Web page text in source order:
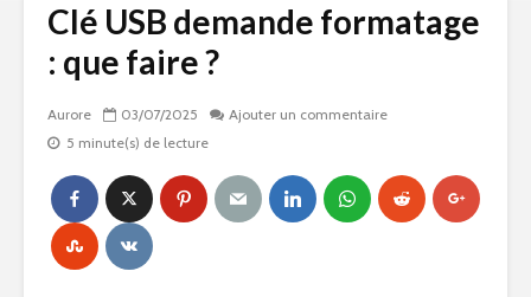
Clé USB demande formatage
: que faire ?
Aurore 03/07/2025
Ajouter un commentaire
5 minute(s) de lecture